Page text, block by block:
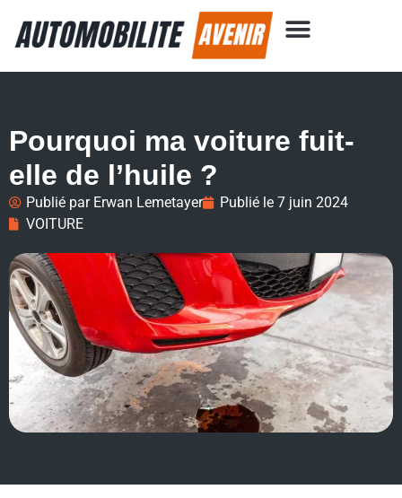
Pourquoi ma voiture fuit-
elle de l’huile ?
Publié parErwan Lemetayer Publié le 7 juin 2024
VOITURE